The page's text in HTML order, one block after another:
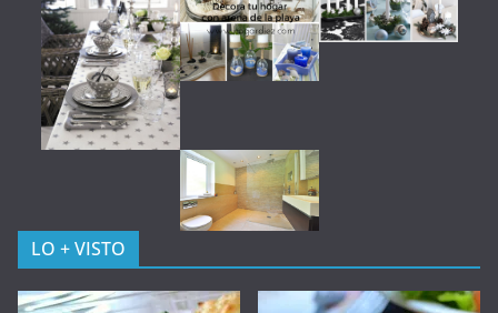
LO + VISTO